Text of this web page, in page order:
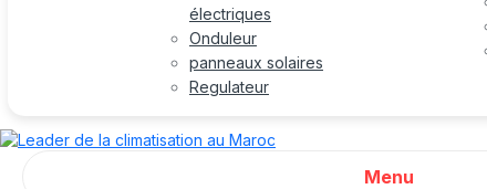
électriques
Onduleur
panneaux solaires
Regulateur
Menu